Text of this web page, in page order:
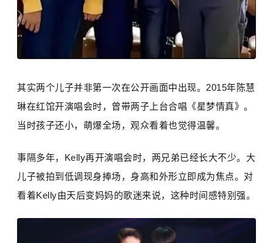
其实两个儿子并非第一次在公开画面中出现。2015年陈慧
琳在红馆开演唱会时，曾带两子上台合唱《星梦情真》。
当时孩子还小，萌爆全场，观众看着也觉得温馨。
事隔多年，Kelly再开演唱会时，两兄弟已经长大不少。大
儿子被拍到低调现身捧场，身高和外形立即成为焦点。对
看着Kelly由天后变妈妈的歌迷来说，这种时间感特别强。